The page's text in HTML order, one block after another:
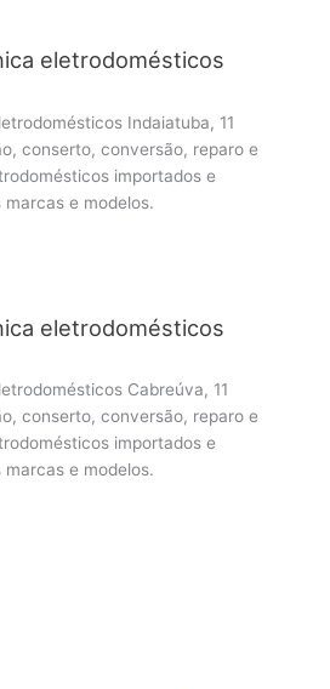
eletrodomésticos
Indaiatuba, 11
conserto, conversão, reparo e
importados e
e modelos.
eletrodomésticos
Cabreúva, 11
conserto, conversão, reparo e
importados e
e modelos.